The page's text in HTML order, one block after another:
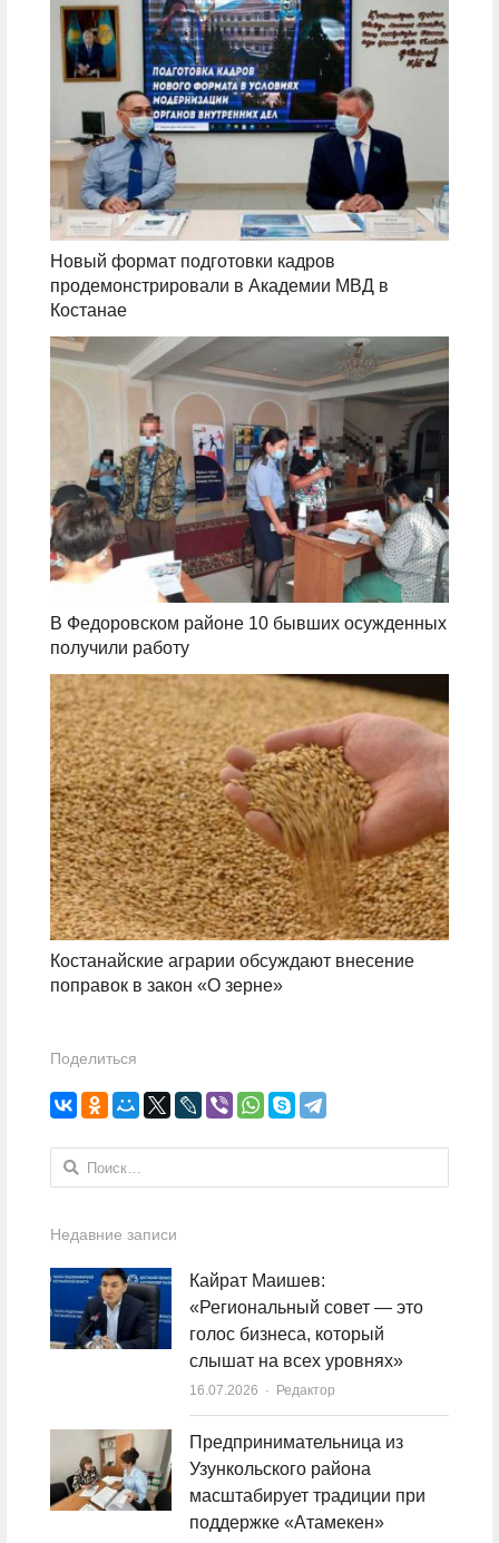
Новый формат подготовки кадров
продемонстрировали в Академии МВД в
Костанае
В Федоровском районе 10 бывших осужденных
получили работу
Костанайские аграрии обсуждают внесение
поправок в закон «О зерне»
Поделиться
Найти:
Недавние записи
Кайрат Маишев:
«Региональный совет — это
голос бизнеса, который
слышат на всех уровнях»
16.07.2026 Author
Редактор
Предпринимательница из
Узункольского района
масштабирует традиции при
поддержке «Атамекен»